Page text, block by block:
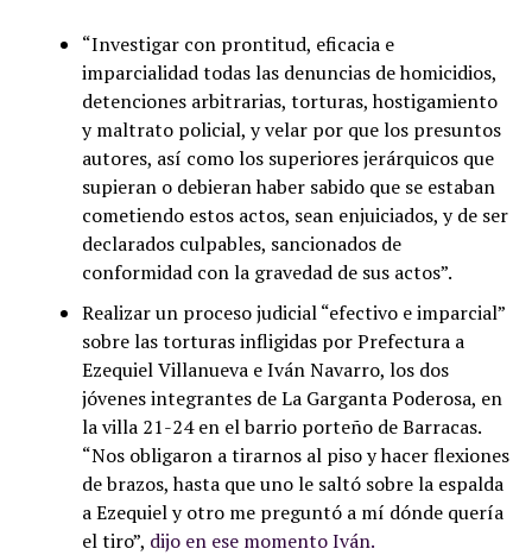
“Investigar con prontitud, eficacia e
imparcialidad todas las denuncias de homicidios,
detenciones arbitrarias, torturas, hostigamiento
y maltrato policial, y velar por que los presuntos
autores, así como los superiores jerárquicos que
supieran o debieran haber sabido que se estaban
cometiendo estos actos, sean enjuiciados, y de ser
declarados culpables, sancionados de
conformidad con la gravedad de sus actos”.
Realizar un proceso judicial “efectivo e imparcial”
sobre las torturas infligidas por Prefectura a
Ezequiel Villanueva e Iván Navarro, los dos
jóvenes integrantes de La Garganta Poderosa, en
la villa 21-24 en el barrio porteño de Barracas.
“Nos obligaron a tirarnos al piso y hacer flexiones
de brazos, hasta que uno le saltó sobre la espalda
a Ezequiel y otro me preguntó a mí dónde quería
el tiro”, dijo en ese momento Iván.